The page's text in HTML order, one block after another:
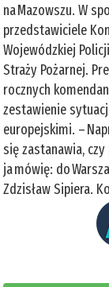
na Mazowszu. W
przedstawiciele
Wojewódzkiej
Straży Pożarnej.
rocznych
zestawienie
europejskimi. –
się zastanawia, czy
ja mówię: do
Zdzisław Sipiera.